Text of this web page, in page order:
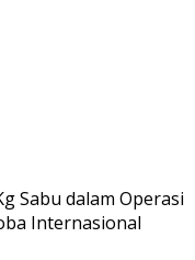
Sabu dalam Operasi
Internasional